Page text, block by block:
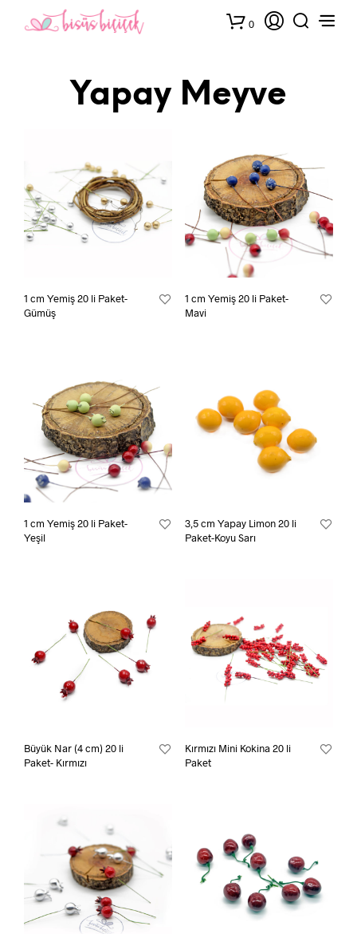
0
Yapay Meyve
1 cm Yemiş 20 li Paket-
Gümüş
1 cm Yemiş 20 li Paket-
Mavi
1 cm Yemiş 20 li Paket-
Yeşil
3,5 cm Yapay Limon 20 li
Paket-Koyu Sarı
Büyük Nar (4 cm) 20 li
Paket- Kırmızı
Kırmızı Mini Kokina 20 li
Paket